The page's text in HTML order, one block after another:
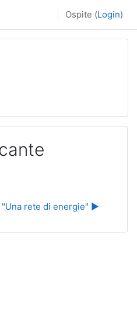
Ospite (Login)
rete di energie" ▶︎